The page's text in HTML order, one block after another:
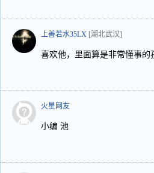
上善若水35LX [湖北武汉]
喜欢他，里面算是非常懂事
火星网友
小编 池